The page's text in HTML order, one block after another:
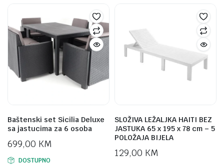
Baštenski set Sicilia Deluxe
sa jastucima za 6 osoba
699,00 KM
DOSTUPNO
SLOŽIVA LEŽALJKA HAITI BEZ
JASTUKA 65 x 195 x 78 cm – 5
POLOŽAJA BIJELA
129,00 KM